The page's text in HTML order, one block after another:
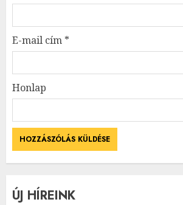
E-mail cím *
Honlap
ÚJ HÍREINK